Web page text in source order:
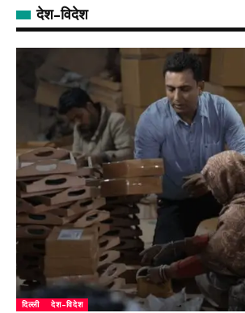
देश-विदेश
दिल्ली देश-विदेश